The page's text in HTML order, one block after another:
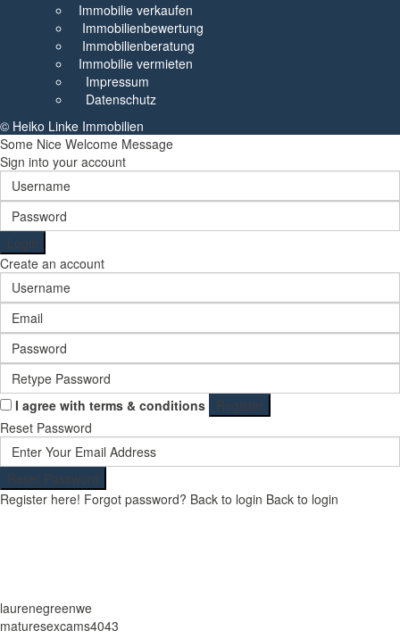
Immobilie verkaufen
Immobilienbewertung
Immobilienberatung
Immobilie vermieten
Impressum
Datenschutz
© Heiko Linke Immobilien
Some Nice Welcome Message
Sign into your account
Login
Create an account
I agree with terms & conditions
Register
Reset Password
Reset Password
Register here! Forgot password? Back to login Back to login
laurenegreenwe
maturesexcams4043